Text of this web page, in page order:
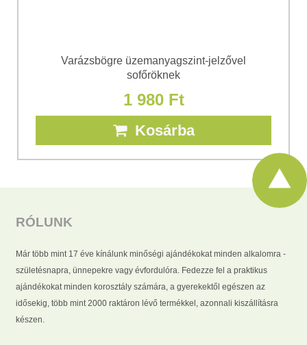
Varázsbögre üzemanyagszint-jelzővel
sofőröknek
1 980 Ft
Kosárba
RÓLUNK
Már több mint 17 éve kínálunk minőségi ajándékokat minden alkalomra -
születésnapra, ünnepekre vagy évfordulóra. Fedezze fel a praktikus
ajándékokat minden korosztály számára, a gyerekektől egészen az
idősekig, több mint 2000 raktáron lévő termékkel, azonnali kiszállításra
készen.